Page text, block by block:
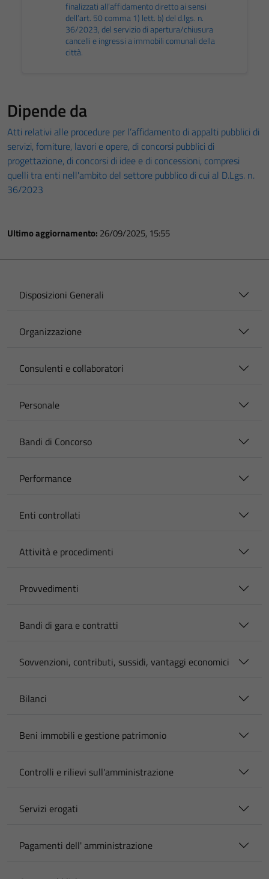
finalizzati all’affidamento diretto ai sensi
dell’art. 50 comma 1) lett. b) del d.lgs. n.
36/2023, del servizio di apertura/chiusura
cancelli e ingressi a immobili comunali della
città.
Dipende da
Atti relativi alle procedure per l’affidamento di appalti pubblici di
servizi, forniture, lavori e opere, di concorsi pubblici di
progettazione, di concorsi di idee e di concessioni, compresi
quelli tra enti nell'ambito del settore pubblico di cui al D.Lgs. n.
36/2023
Ultimo aggiornamento: 26/09/2025, 15:55
Disposizioni Generali
Organizzazione
Consulenti e collaboratori
Personale
Bandi di Concorso
Performance
Enti controllati
Attività e procedimenti
Provvedimenti
Bandi di gara e contratti
Sovvenzioni, contributi, sussidi, vantaggi economici
Bilanci
Beni immobili e gestione patrimonio
Controlli e rilievi sull'amministrazione
Servizi erogati
Pagamenti dell' amministrazione